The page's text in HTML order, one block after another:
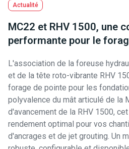
Actualité
MC22 et RHV 1500, une
performante pour le
L'association de la foreuse
et de la tête roto-vibrante RHV
forage de pointe pour les
polyvalence du mât articulé de la
d'avancement de la RHV 1500,
rendement optimal pour vos
d'ancrages et de jet grouting. Un